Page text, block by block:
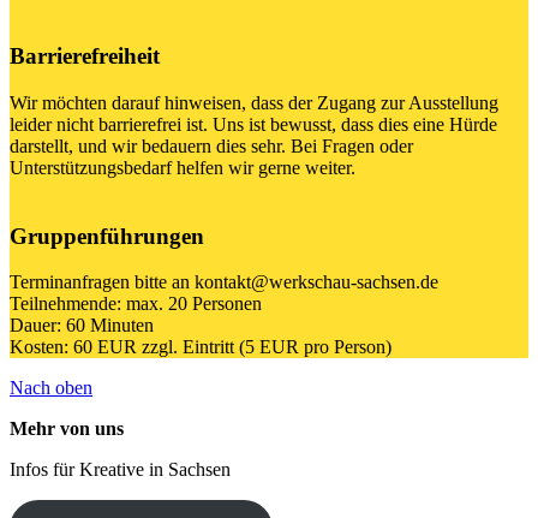
Barrierefreiheit
Wir möchten darauf hinweisen, dass der Zugang zur Ausstellung
leider nicht barrierefrei ist. Uns ist bewusst, dass dies eine Hürde
darstellt, und wir bedauern dies sehr. Bei Fragen oder
Unterstützungsbedarf helfen wir gerne weiter.
Gruppenführungen
Terminanfragen bitte an kontakt@werkschau-sachsen.de
Teilnehmende: max. 20 Personen
Dauer: 60 Minuten
Kosten: 60 EUR zzgl. Eintritt (5 EUR pro Person)
Nach oben
Mehr von uns
Infos für Kreative in Sachsen